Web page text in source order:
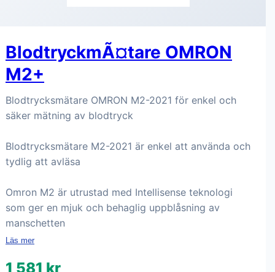
BlodtryckmÃ¤tare OMRON
M2+
Blodtrycksmätare OMRON M2-2021 för enkel och
säker mätning av blodtryck
Blodtrycksmätare M2-2021 är enkel att använda och
tydlig att avläsa
Omron M2 är utrustad med Intellisense teknologi
som ger en mjuk och behaglig uppblåsning av
manschetten
Läs mer
1 581 kr